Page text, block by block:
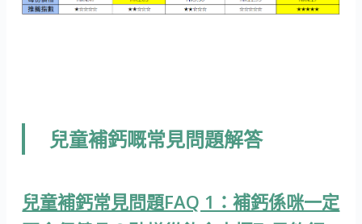
兒童補鈣嘅常見問題解答
兒童補鈣常見問題FAQ 1：補鈣係咪一定